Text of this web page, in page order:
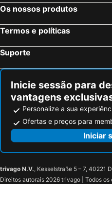
Os nossos produtos
Termos e políticas
Suporte
Inicie sessão para
vantagens
Personalize a sua
Ofertas e preços para
Iniciar
trivago N.V., Kesselstraße 5 – 7, 40221
Direitos autorais 2026 trivago | Todos os